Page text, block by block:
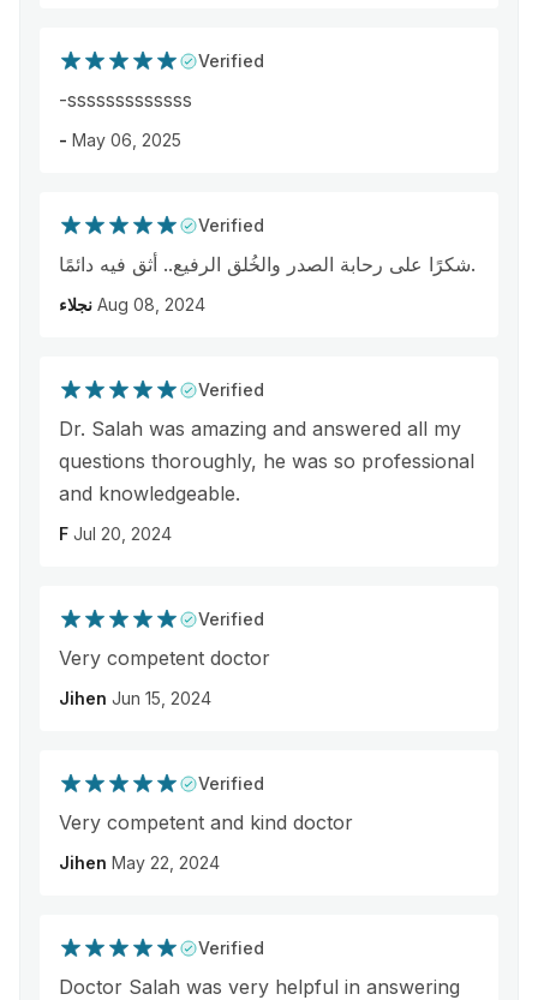
Verified
-sssssssssssss
- May 06, 2025
Verified
شكرًا على رحابة الصدر والخُلق الرفيع.. أثق فيه دائمًا.
Aug 08, 2024
Verified
Dr. Salah was amazing and answered all my
questions thoroughly, he was so professional
and knowledgeable.
F Jul 20, 2024
Verified
Very competent doctor
Jihen Jun 15, 2024
Verified
Very competent and kind doctor
Jihen May 22, 2024
Verified
Doctor Salah was very helpful in answering